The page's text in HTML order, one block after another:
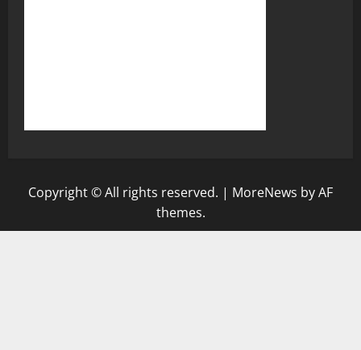
Copyright © All rights reserved. | MoreNews by AF
themes.